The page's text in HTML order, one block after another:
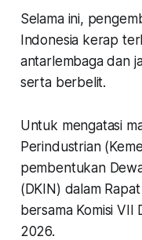
Selama ini,
Indonesia kerap
antarlembaga dan
serta berbelit.
Untuk mengatasi
Perindustrian
pembentukan
(DKIN) dalam
bersama Komisi VII
2026.